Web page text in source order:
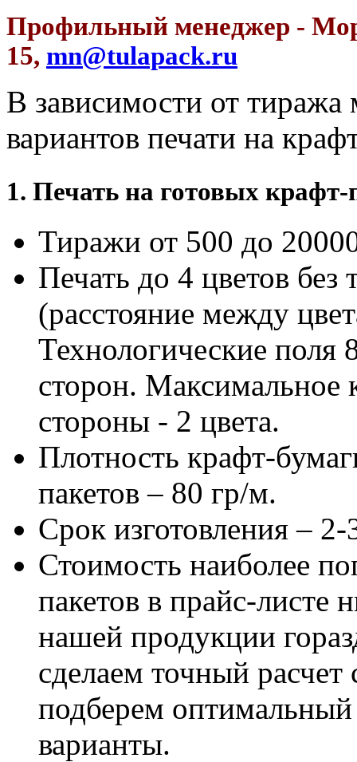
Профильный менеджер -
15, mn@tulapack.ru
В зависимости от тиража
вариантов печати на
1. Печать на готовых крафт-
Тиражи от 500 до
Печать до 4 цветов
(расстояние между
Технологические поля
сторон. Максимальное
стороны - 2 цвета.
Плотность крафт-
пакетов – 80 гр/м.
Срок изготовления – 2-
Стоимость наиболее
пакетов в прайс-листе
нашей продукции
сделаем точный
подберем
варианты.